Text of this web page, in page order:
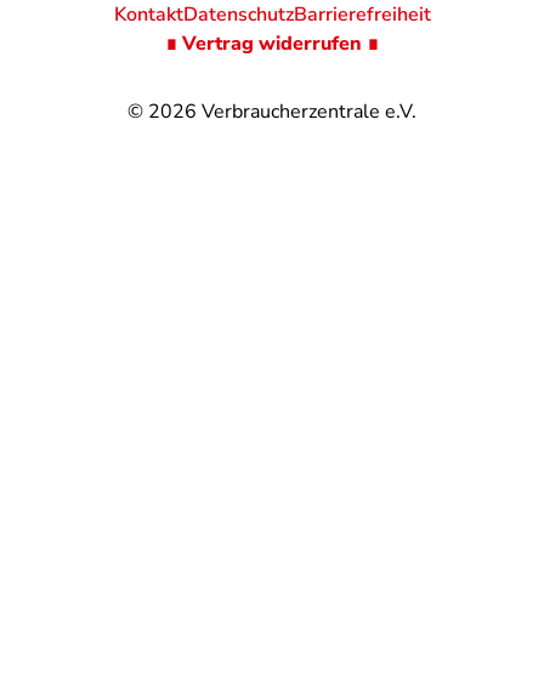
© 2026 Verbraucherzentrale e.V.
KontaktDatenschutzBarrierefreiheit
∎ Vertrag widerrufen ∎